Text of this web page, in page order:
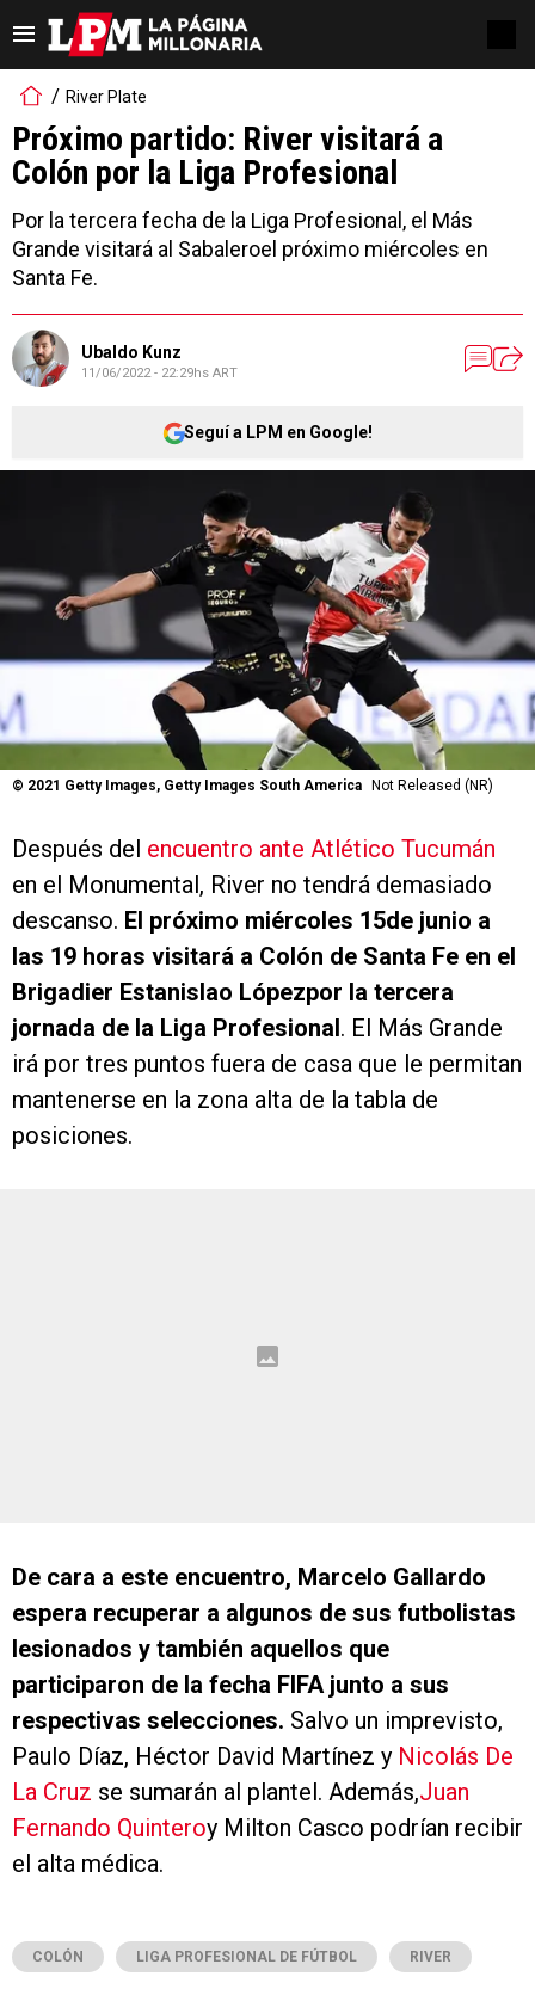
River Plate
Próximo partido: River visitará a
Colón por la Liga Profesional
Por la tercera fecha de la Liga Profesional, el Más
Grande visitará al Sabaleroel próximo miércoles en
Santa Fe.
Ubaldo Kunz
11/06/2022 - 22:29hs ART
Seguí a LPM en Google!
© 2021 Getty Images, Getty Images South America Not Released (NR)
Después del encuentro ante Atlético Tucumán
en el Monumental, River no tendrá demasiado
descanso. El próximo miércoles 15de junio a
las 19 horas visitará a Colón de Santa Fe en el
Brigadier Estanislao Lópezpor la tercera
jornada de la Liga Profesional . El Más Grande
irá por tres puntos fuera de casa que le permitan
mantenerse en la zona alta de la tabla de
posiciones.
De cara a este encuentro, Marcelo Gallardo
espera recuperar a algunos de sus futbolistas
lesionados y también aquellos que
participaron de la fecha FIFA junto a sus
respectivas selecciones. Salvo un imprevisto,
Paulo Díaz, Héctor David Martínez y Nicolás De
La Cruz se sumarán al plantel. Además,Juan
Fernando Quinteroy Milton Casco podrían recibir
el alta médica.
COLÓN LIGA PROFESIONAL DE FÚTBOL RIVER